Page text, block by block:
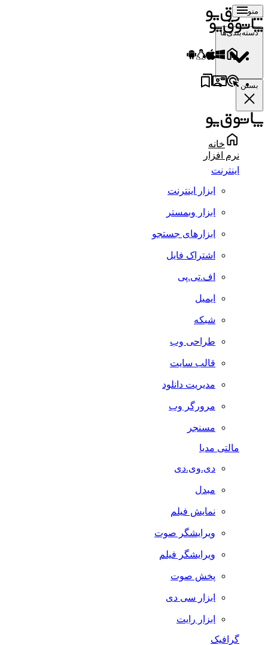
منو
دسته‌بندی‌ها
بستن
خانه
نرم افزار
اینترنت
ابزار اینترنت
ابزار وبمستر
ابزارهای جستجو
اشتراک فایل
اف.تی.پی
ایمیل
شبکه
طراحی وب
قالب سایت
مدیریت دانلود
مرورگر وب
مسنجر
مالتی مدیا
دی.وی.دی
مبدل
نمایش فیلم
ویرایشگر صوت
ویرایشگر فیلم
پخش صوت
ابزار سی دی
ابزار رایت
گرافیک